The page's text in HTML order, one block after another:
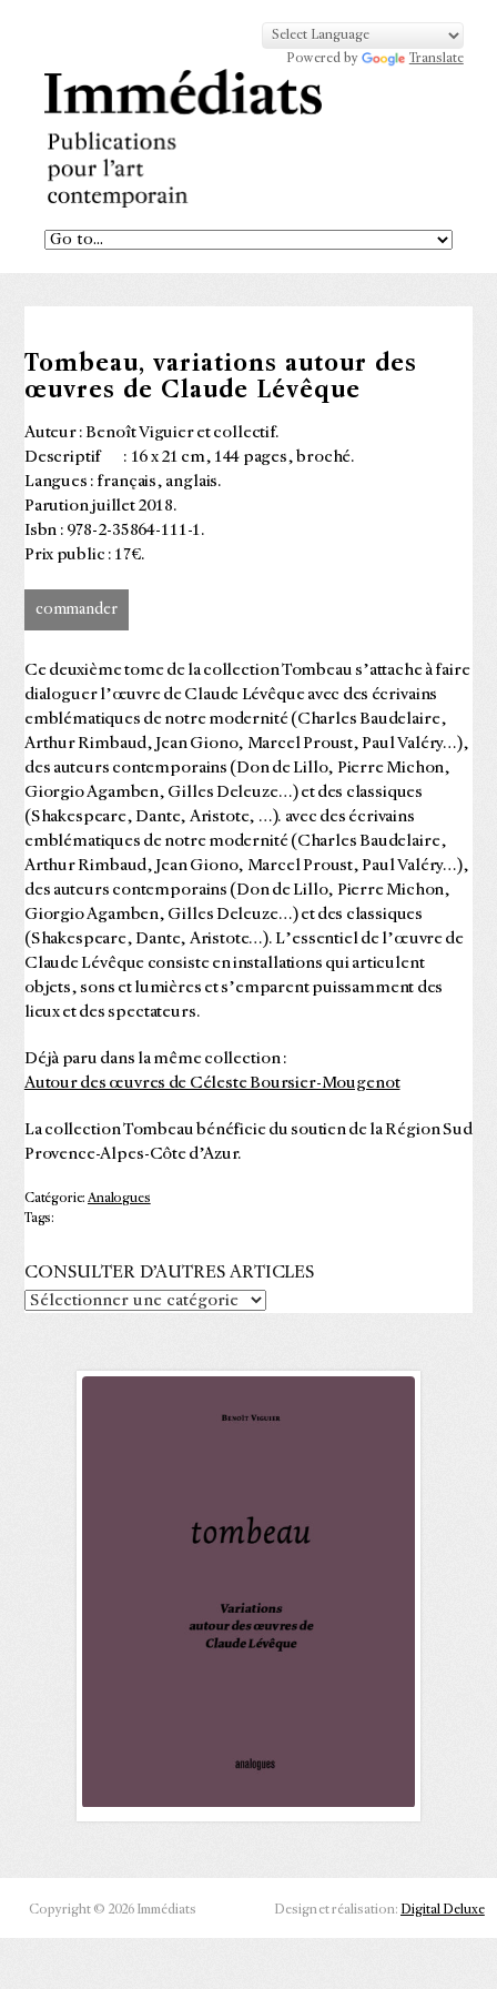
Powered by Translate
Tombeau, variations autour des
œuvres de Claude Lévêque
Auteur : Benoît Viguier et collectif.
Descriptif : 16 x 21 cm, 144 pages, broché.
Langues : français, anglais.
Parution juillet 2018.
Isbn : 978-2-35864-111-1.
Prix public : 17€.
commander
Ce deuxième tome de la collection Tombeau s’attache à faire
dialoguer l’œuvre de Claude Lévêque avec des écrivains
emblématiques de notre modernité (Charles Baudelaire,
Arthur Rimbaud, Jean Giono, Marcel Proust, Paul Valéry…),
des auteurs contemporains (Don de Lillo, Pierre Michon,
Giorgio Agamben, Gilles Deleuze…) et des classiques
(Shakespeare, Dante, Aristote, …). avec des écrivains
emblématiques de notre modernité (Charles Baudelaire,
Arthur Rimbaud, Jean Giono, Marcel Proust, Paul Valéry…),
des auteurs contemporains (Don de Lillo, Pierre Michon,
Giorgio Agamben, Gilles Deleuze…) et des classiques
(Shakespeare, Dante, Aristote…). L’essentiel de l’œuvre de
Claude Lévêque consiste en installations qui articulent
objets, sons et lumières et s’emparent puissamment des
lieux et des spectateurs.
Déjà paru dans la même collection :
Autour des œuvres de Céleste Boursier-Mougenot
La collection Tombeau bénéficie du soutien de la Région Sud
Provence-Alpes-Côte d’Azur.
Catégorie: Analogues
Tags:
CONSULTER D’AUTRES ARTICLES
Copyright © 2026 Immédiats Design et réalisation: Digital Deluxe